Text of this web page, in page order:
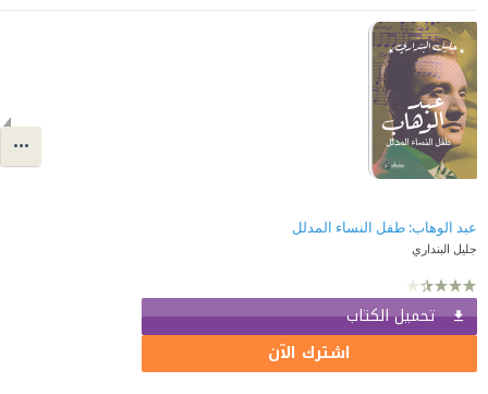
عبد الوهاب: طفل النساء المدلل
جليل البنداري
تحميل الكتاب
اشترك الآن